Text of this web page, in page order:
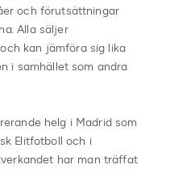
och förutsättningar
Alla säljer
kan jämföra sig lika
i samhället som andra
helg i Madrid som
Elitfotboll och i
har man träffat